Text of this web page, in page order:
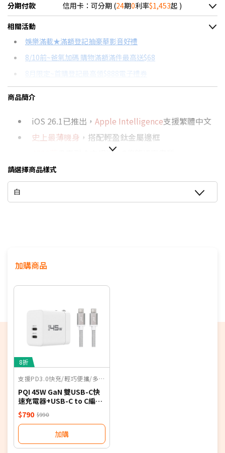
分期付款 信用卡：可分期 (24期0利率$1,453起 )
＊實際可分期數、適用利率，請以購物車顯示為主
信用卡分期
分期數
6期 0利率
12期 0利率
18期 0利率
6期
12期
每期金額
$2,906
$1,937
$6,220
$3,110
配合銀行/業者
7家銀行/業者
3家銀行/業者
18家銀行/業者
18家銀行/業者
相關活動
娛樂滿載★滿額登記抽豪華影音好禮
8/10前~爸氣加碼 購物滿額滿件最高送$68
8月限定~首購登記最高領$888電子禮券
台灣大哥大Open Possible聯名卡滿額最高回饋25%
★舊機回收★限量加碼10%回饋
更多信用卡分期0利率滿額享回饋
推薦支援NRCA手機→點我看達人教你買
iPhone 新機資訊一次看！→點我看達人教你買
商品簡介
iOS 26.1已推出， Apple Intelligence支援繁體中文
史上最薄機身 ，搭配輕盈鈦金屬邊框
像素融合主相機，2倍望遠高畫質
1800萬像素Center Stage
動居中
ProMotion
小時
多款時尚新色，滿足個人風格選擇
支援100MHz全台最大5G黃金頻寬，釋放滿分5G體驗
請選擇商品樣式
白
加購商品
8折
支援PD3.0快充/輕巧便攜/多重安全保護機制
PQI 45W GaN 雙USB-C快
速充電器+USB-C to C編織
線組合包-白
$790 $990
加購